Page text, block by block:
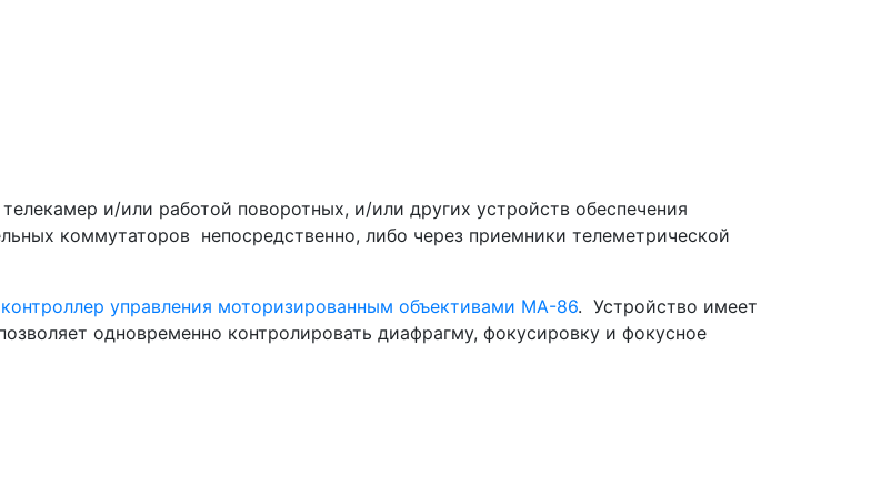
и/или работой поворотных, и/или других устройств обеспечения
коммутаторов непосредственно, либо через приемники телеметрической
управления моторизированным объективами МА-86. Устройство имеет
одновременно контролировать диафрагму, фокусировку и фокусное